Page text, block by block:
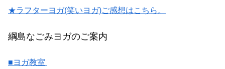
★ラフターヨガ(笑いヨガ)ご感想はこちら。
綱島なごみヨガのご案内
■ヨガ教室